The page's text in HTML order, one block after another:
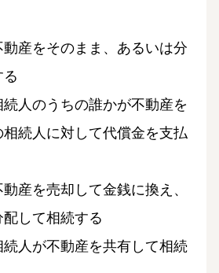
産をそのまま、あるいは分
人のうちの誰かが不動産を
続人に対して代償金を支払
産を売却して金銭に換え、
して相続する
人が不動産を共有して相続